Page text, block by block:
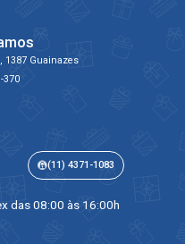
1387 Guainazes
370
(11) 4371-1083
das 08:00 às 16:00h